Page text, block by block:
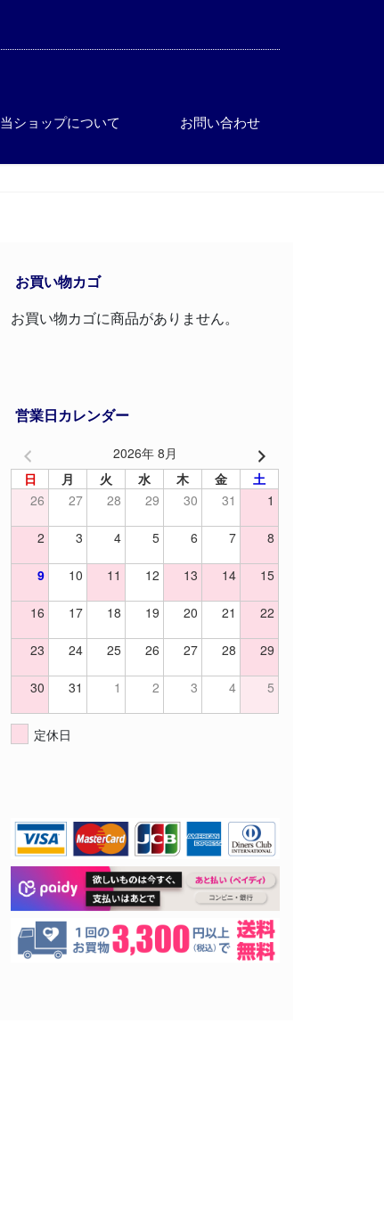
当ショップについて お問い合わせ
お買い物カゴ
お買い物カゴに商品がありません。
営業日カレンダー
2026年 8月
日
月 火 水 木 金
土
26
27 28 29 30 31 1
2 3 4 5 6 7 8
9 10 11 12 13 14 15
16 17 18 19 20 21 22
23 24 25 26 27 28 29
30 31 1 2 3 4 5
定休日